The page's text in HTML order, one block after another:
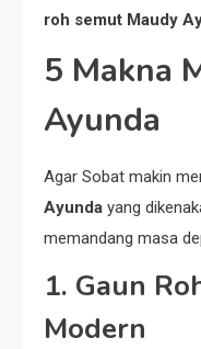
roh semut Maudy
5 Makna
Ayunda
Agar Sobat makin
Ayunda yang
memandang masa
1. Gaun
Modern